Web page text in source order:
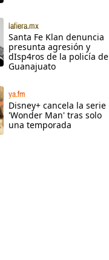
lafiera.mx
Santa Fe Klan denuncia
presunta agresión y
dIsp4ros de la policía de
Guanajuato
ya.fm
Disney+ cancela la serie
'Wonder Man' tras solo
una temporada